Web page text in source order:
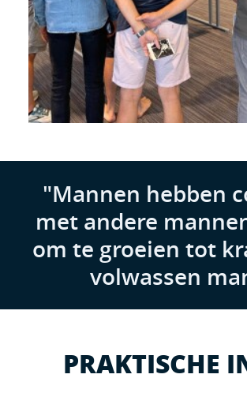
"Mannen hebben
met andere
om te groeien tot
volwassen
PRAKTISCHE